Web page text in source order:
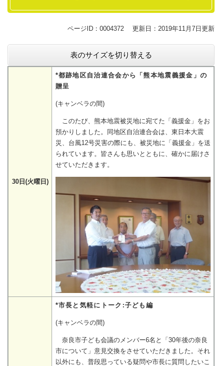
ページID：0004372 更新日：2019年11月7日更新
表のサイズを切り替える
30日(火曜日)
*都跡地区自治連合会から「熊本地震義援金」の
贈呈
(キャンベラの間)
このたび、熊本地震被災地に宛てた「義援金」をお
預かりしました。同地区自治連合会は、東日本大震
災、台風12号災害の際にも、被災地に「義援金」を送
られています。皆さんも思いとともに、確かに届けさ
せていただきます。
*市長と気軽にトーク:子ども編
(キャンベラの間)
奈良市子ども会議のメンバー6名と「30年後の奈良
市について」意見交換をさせていただきました。それ
以外にも、普段思っている疑問や市長に質問したいこ